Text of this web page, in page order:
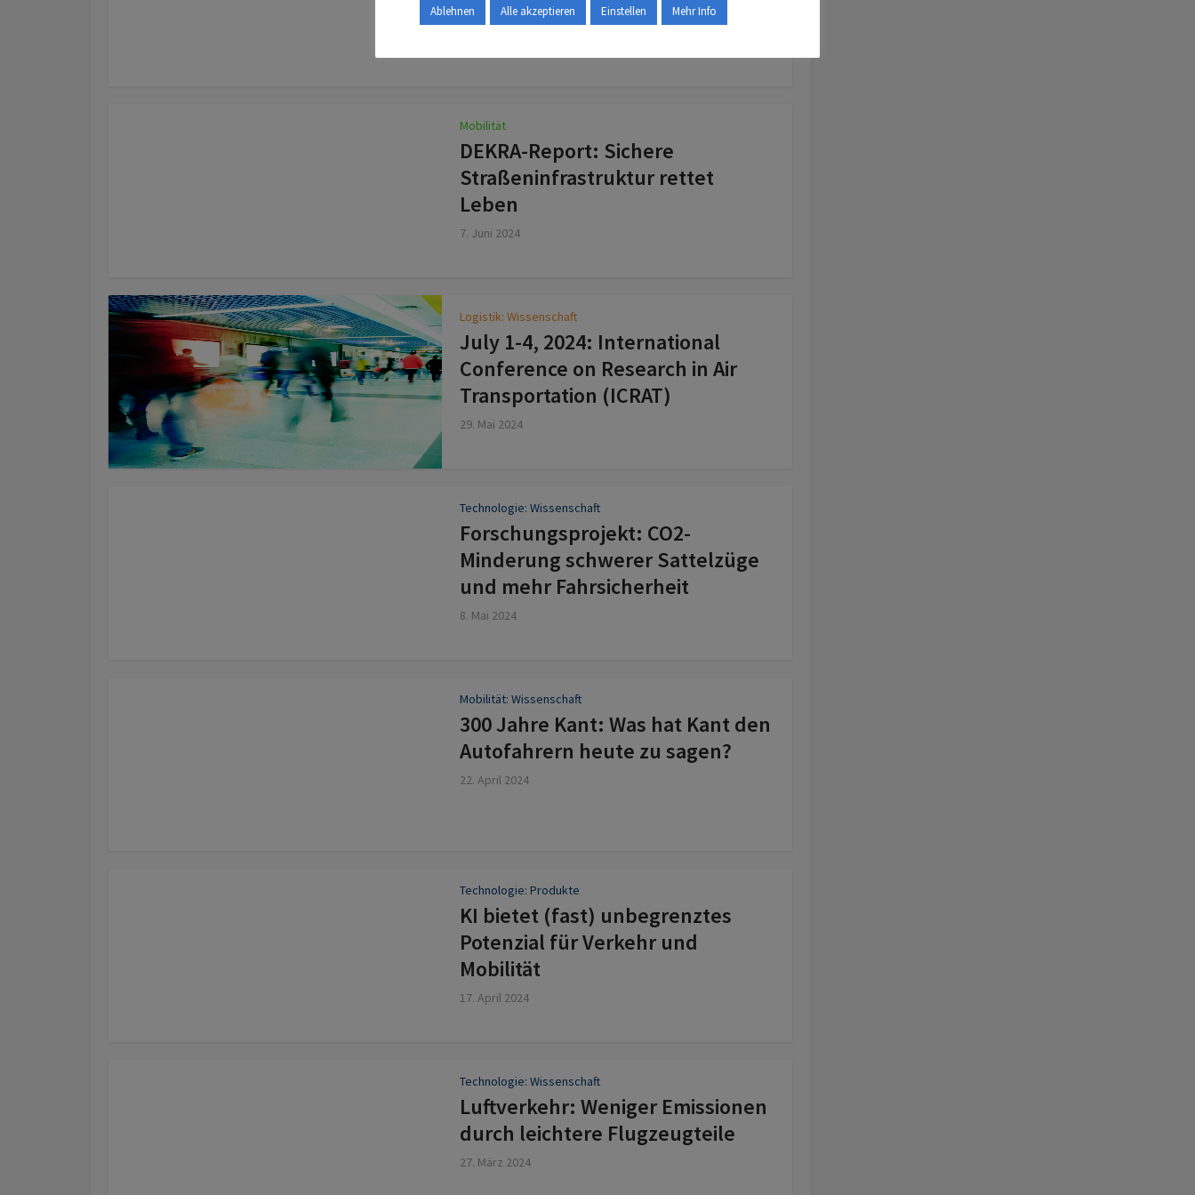
11. Juli 2024
Mobilität
DEKRA-Report: Sichere
Straßeninfrastruktur rettet
Leben
7. Juni 2024
Logistik: Wissenschaft
July 1-4, 2024: International
Conference on Research in Air
Transportation (ICRAT)
29. Mai 2024
Technologie: Wissenschaft
Forschungsprojekt: CO2-
Minderung schwerer Sattelzüge
und mehr Fahrsicherheit
8. Mai 2024
Mobilität: Wissenschaft
300 Jahre Kant: Was hat Kant den
Autofahrern heute zu sagen?
22. April 2024
Technologie: Produkte
KI bietet (fast) unbegrenztes
Potenzial für Verkehr und
Mobilität
17. April 2024
Technologie: Wissenschaft
Luftverkehr: Weniger Emissionen
durch leichtere Flugzeugteile
27. März 2024
Ablehnen Alle akzeptieren Einstellen Mehr Info